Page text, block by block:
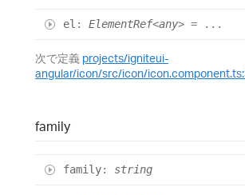
el : ElementRef<any> = ...
次で定義 projects/igniteui-
angular/icon/src/icon/
family
family: string